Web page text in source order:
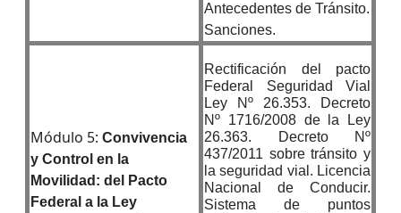
Antecedentes de Tránsito.
Sanciones.
Módulo 5: Convivencia
y Control en la
Movilidad: del Pacto
Federal a la Ley
Rectificación del pacto
Federal Seguridad Vial
Ley Nº 26.353. Decreto
Nº 1716/2008 de la Ley
26.363. Decreto Nº
437/2011 sobre tránsito y
la seguridad vial. Licencia
Nacional de Conducir.
Sistema de puntos